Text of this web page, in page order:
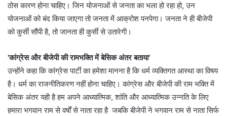
ठोस कारण होना चाहिए। जिन योजनाओं से जनता का भला हो रहा हो, उन
योजनाओं को बंद किया जाएगा तो जनता में आक्रोश पनपेगा। जनता ने ही बीजेपी
को कुर्सी सौंपी है, तो जानता ही कुर्सी से उतारेगी।
'कांग्रेस और बीजेपी की रामभक्ति में बेसिक अंतर बताया'
उन्होंने कहा कि कांग्रेस पार्टी का हमेशा मानना है कि धर्म व्यक्तिगत आस्था का विषय
है। धर्म का राजनीतिकरण नहीं होना चाहिए। कांग्रेस और बीजेपी की राम भक्ति में
बेसिक अंतर यही है हम अपने आध्यात्मिक, शांति और आध्यात्मिक उन्नति के लिए
हमारा भगवान राम से वर्षों से नाता रहा है जबकि बीजेपी ने भगवान राम से नाता सिर्फ